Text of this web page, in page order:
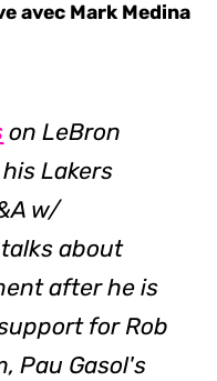
avec Mark Medina
on LeBron
Lakers
w/
about
after he is
for Rob
Pau Gasol's